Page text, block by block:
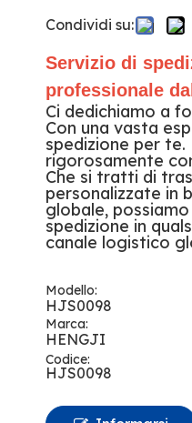
Condividi su:
Servizio di
professionale
Ci dedichiamo a
Con una vasta
spedizione per
rigorosamente
Che si tratti di
personalizzate in
globale,
spedizione in
canale logistico
Modello:
HJS0098
Marca:
HENGJI
Codice:
HJS0098